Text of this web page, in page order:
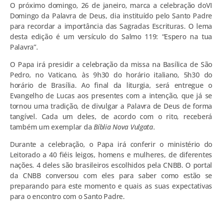
O próximo domingo, 26 de janeiro, marca a celebração doVI
Domingo da Palavra de Deus, dia instituído pelo Santo Padre
para recordar a importância das Sagradas Escrituras. O lema
desta edição é um versículo do Salmo 119: “Espero na tua
Palavra”.
O Papa irá presidir a celebração da missa na Basílica de São
Pedro, no Vaticano, às 9h30 do horário italiano, 5h30 do
horário de Brasília. Ao final da liturgia, será entregue o
Evangelho de Lucas aos presentes com a intenção, que já se
tornou uma tradição, de divulgar a Palavra de Deus de forma
tangível. Cada um deles, de acordo com o rito, receberá
também um exemplar daBíblia Nova Vulgata.
Durante a celebração, o Papa irá conferir o ministério do
Leitorado a 40 fiéis leigos, homens e mulheres, de diferentes
nações. 4 deles são brasileiros escolhidos pela CNBB. O portal
da CNBB conversou com eles para saber como estão se
preparando para este momento e quais as suas expectativas
para o encontro com o Santo Padre.